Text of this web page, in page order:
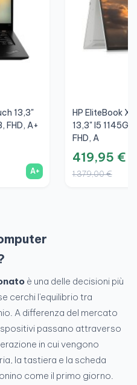
13,3"
FHD, A+
A+
HP EliteBook
13,3" I5
FHD, A
419,95 €
1.379,00 €
è una delle decisioni più
cerchi l'equilibrio tra
A differenza del mercato
passano attraverso
in cui vengono
la tastiera e la scheda
come il primo giorno.